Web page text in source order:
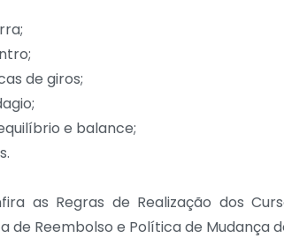
de giros;
e balance;
as Regras de Realização dos
de Reembolso e Política de Mudança